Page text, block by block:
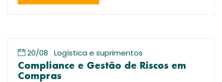
20/08 Logística e suprimentos
Compliance e Gestão de Riscos em
Compras